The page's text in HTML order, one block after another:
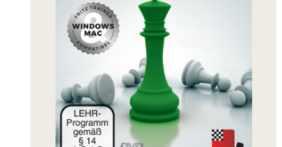
ChessBase
Magazine
Magazine
Extra
Subscription
Other
Ludwig
Boutique
Vouchers